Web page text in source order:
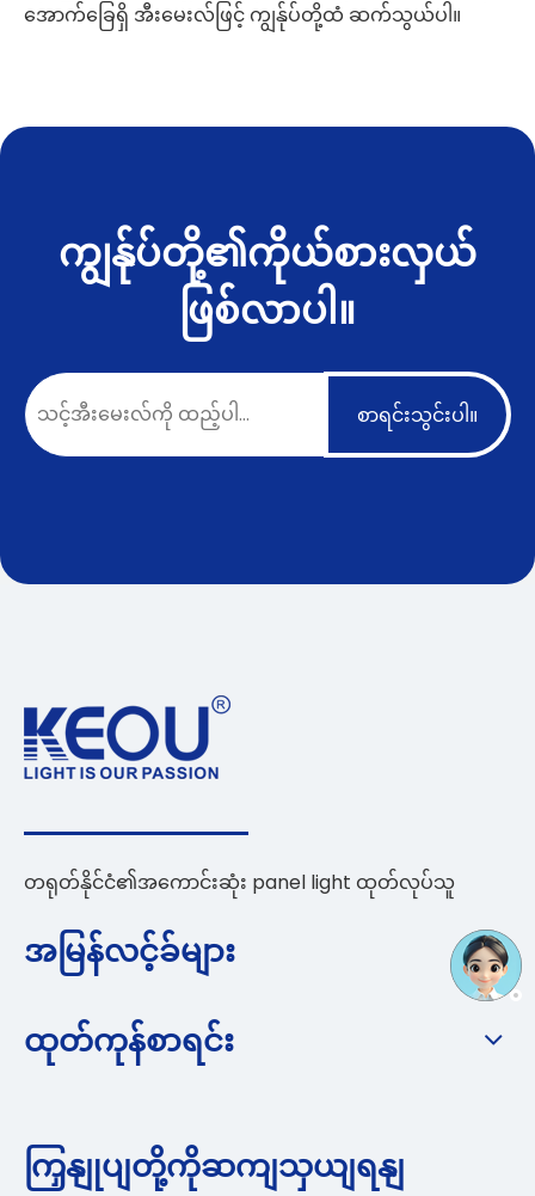
အောက်ခြေရှိ အီးမေးလ်ဖြင့် ကျွန်ုပ်တို့ထံ ဆက်သွယ်ပါ။
ကျွန်ုပ်တို့၏ကိုယ်စားလှယ်
ဖြစ်လာပါ။
စာရင်းသွင်းပါ။
တရုတ်နိုင်ငံ၏အကောင်းဆုံး panel light ထုတ်လုပ်သူ
အမြန်လင့်ခ်များ
ထုတ်ကုန်စာရင်း
ကြှနျုပျတို့ကိုဆကျသှယျရနျ